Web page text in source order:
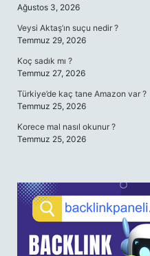
Ağustos 3, 2026
Veysi Aktaş’ın suçu nedir ?
Temmuz 29, 2026
Koç sadık mı ?
Temmuz 27, 2026
Türkiye’de kaç tane Amazon var ?
Temmuz 25, 2026
Korece mal nasıl okunur ?
Temmuz 25, 2026